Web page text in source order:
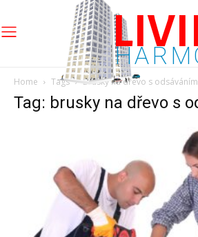
Home Tags Brusky na dřevo s odsáváním
Tag: brusky na dřevo s